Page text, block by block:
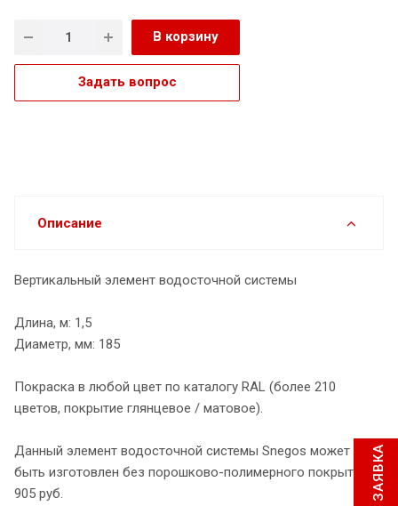
В корзину
Задать вопрос
Описание
Вертикальный элемент водосточной системы
Длина, м: 1,5
Диаметр, мм: 185
Покраска в любой цвет по каталогу RAL (более 210
цветов, покрытие глянцевое / матовое).
Данный элемент водосточной системы Snegos может
быть изготовлен без порошково-полимерного покрытия -
905 руб.